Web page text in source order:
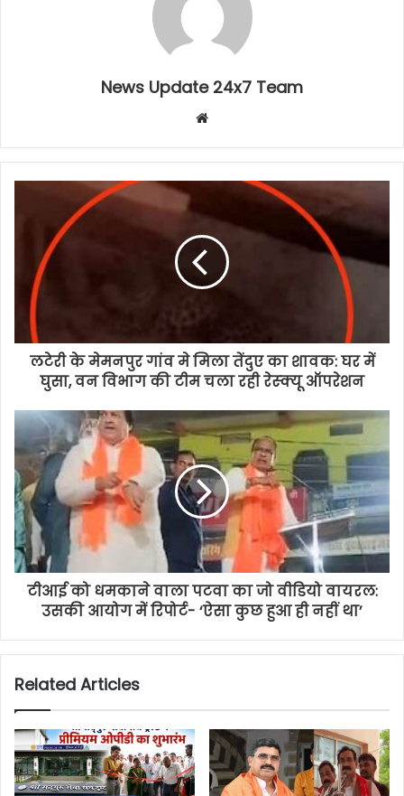
News Update 24x7 Team
Website
लटेरी के मेमनपुर गांव मे मिला तेंदुए का शावक: घर में
घुसा, वन विभाग की टीम चला रही रेस्क्यू ऑपरेशन
टीआई को धमकाने वाला पटवा का जो वीडियो वायरल:
उसकी आयोग में रिपोर्ट- ‘ऐसा कुछ हुआ ही नहीं था’
Related Articles